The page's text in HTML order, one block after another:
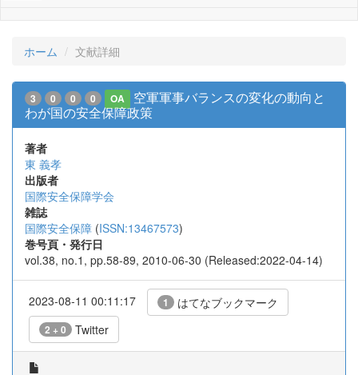
ホーム 文献詳細
3 0 0 0 OA
空軍軍事バランスの変化の動向と
わが国の安全保障政策
著者
東 義孝
出版者
国際安全保障学会
雑誌
国際安全保障 (ISSN:13467573)
巻号頁・発行日
vol.38, no.1, pp.58-89, 2010-06-30 (Released:2022-04-14)
2023-08-11 00:11:17 1 はてなブックマーク
2 + 0 Twitter